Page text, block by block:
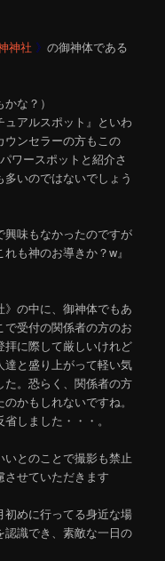
神社 》の御神体である
な？）
アルスポット』といわ
ンセラーの方もこの
ワースポットと紹介さ
いのではないでしょう
味もなかったのですが
も神のお導きか？w』
の中に、御神体でもあ
受付の関係者の方のお
に際して厳しいけれど
達と盛り上がって軽い気
。恐らく、関係者の方
かもしれないですね。
しました・・・。
とのことで撮影も禁止
せていただきます
初めに行ってる身近な場
認識でき、素敵な一日の